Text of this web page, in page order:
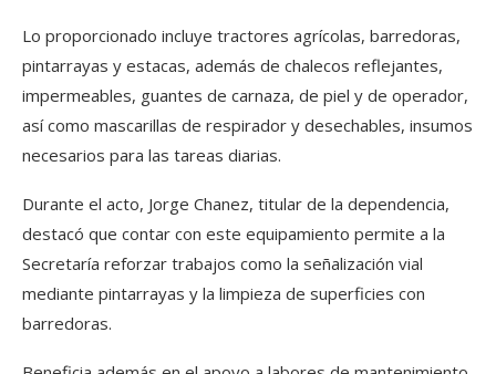
Lo proporcionado incluye tractores agrícolas, barredoras,
pintarrayas y estacas, además de chalecos reflejantes,
impermeables, guantes de carnaza, de piel y de operador,
así como mascarillas de respirador y desechables, insumos
necesarios para las tareas diarias.
Durante el acto, Jorge Chanez, titular de la dependencia,
destacó que contar con este equipamiento permite a la
Secretaría reforzar trabajos como la señalización vial
mediante pintarrayas y la limpieza de superficies con
barredoras.